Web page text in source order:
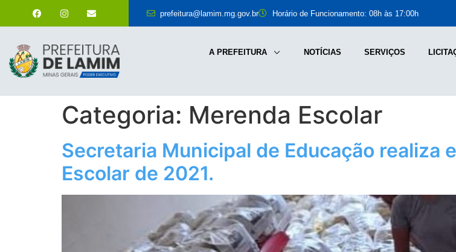
prefeitura@lamim.mg.gov.br Horário de Funcionamento: 08h às 17:00h
A PREFEITURA NOTÍCIAS SERVIÇOS
Categoria: Merenda Escolar
Secretaria Municipal de Educação realiza
Escolar de 2021.